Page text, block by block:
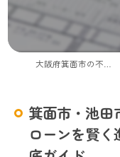
箕面市・池田
ローンを賢